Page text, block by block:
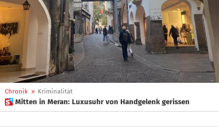
Chronik » Kriminalität
 Mitten in Meran: Luxusuhr von Handgelenk gerissen